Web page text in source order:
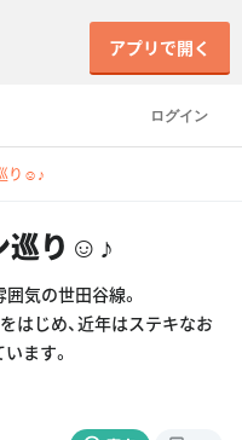
ログイン
アプリで開く
り☺︎♪
巡り☺︎♪
気の世田谷線。
はじめ、近年はステキなお
ます。